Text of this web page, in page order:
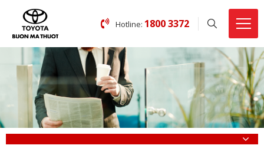
Hotline: 1800 3372